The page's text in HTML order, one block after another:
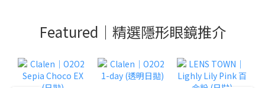
Featured｜精選隱形眼鏡推介